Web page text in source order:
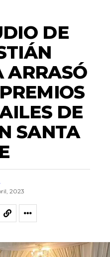
DE
ARRASÓ
DE
SANTA
2023